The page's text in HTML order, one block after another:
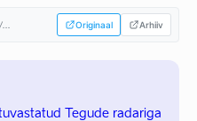
Originaal Arhiiv
Tegude radariga